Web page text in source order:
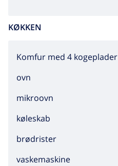
KØKKEN
Komfur med 4 kogeplader
ovn
mikroovn
køleskab
brødrister
vaskemaskine